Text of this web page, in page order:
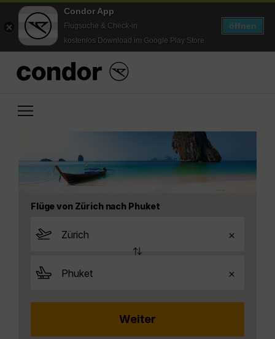
Condor App
Flugsuche & Check-in
kostenlos Download im Google Play Store
öffnen
Flüge von Zürich nach Phuket